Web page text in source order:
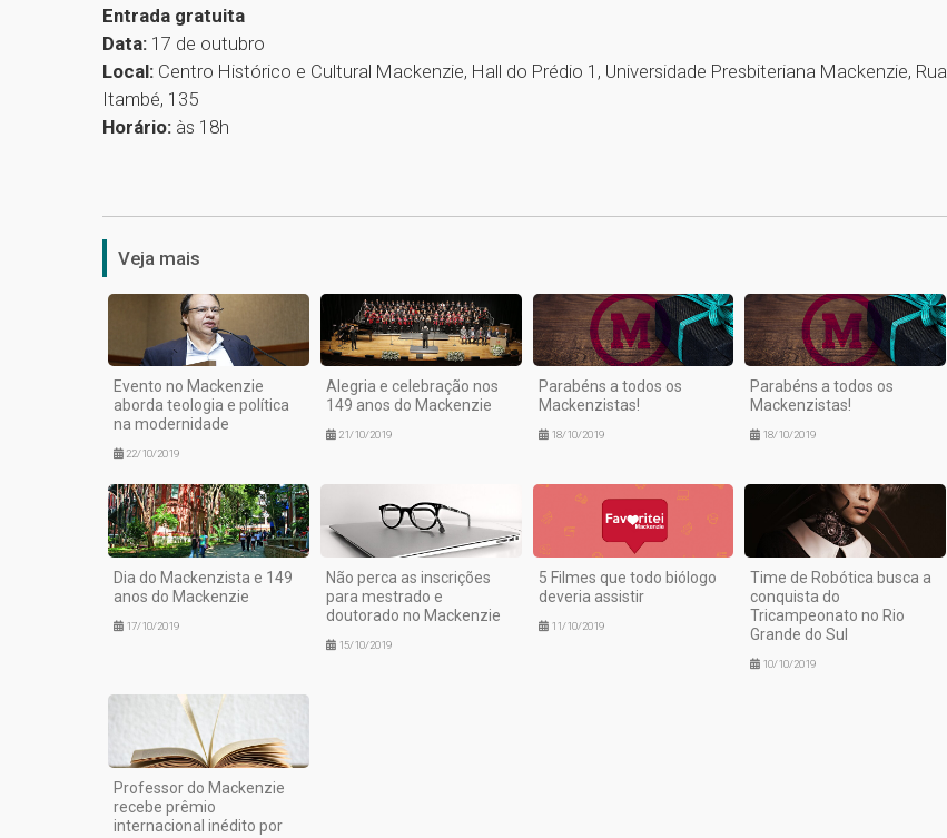
Entrada gratuita
Data: 17 de outubro
Local: Centro Histórico e Cultural Mackenzie, Hall do Prédio 1, Universidade Presbiteriana Mackenzie, Rua
Itambé, 135
Horário: às 18h
Veja mais
Evento no Mackenzie
aborda teologia e política
na modernidade
22/10/2019
Alegria e celebração nos
149 anos do Mackenzie
21/10/2019
Parabéns a todos os
Mackenzistas!
18/10/2019
Parabéns a todos os
Mackenzistas!
18/10/2019
Dia do Mackenzista e 149
anos do Mackenzie
17/10/2019
Não perca as inscrições
para mestrado e
doutorado no Mackenzie
15/10/2019
5 Filmes que todo biólogo
deveria assistir
11/10/2019
Time de Robótica busca a
conquista do
Tricampeonato no Rio
Grande do Sul
10/10/2019
Professor do Mackenzie
recebe prêmio
internacional inédito por